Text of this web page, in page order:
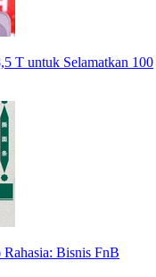
T untuk Selamatkan 100
Bisnis FnB